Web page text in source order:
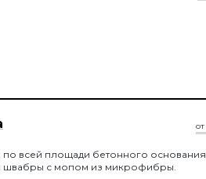
от
по всей площади бетонного
швабры с мопом из микрофибры.